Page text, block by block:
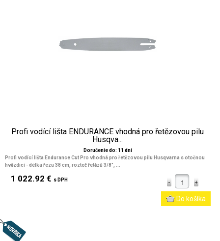
Profi vodící lišta ENDURANCE vhodná pro řetězovou pilu
Husqva...
Doručenie do: 11 dní
Profi vodící lišta Endurance Cut Pro vhodná pro řetězovou pilu Husqvarna s otočnou
hvězdicí - délka řezu 38 cm, rozteč řetězů 3/8", ...
1 022.92 € s DPH